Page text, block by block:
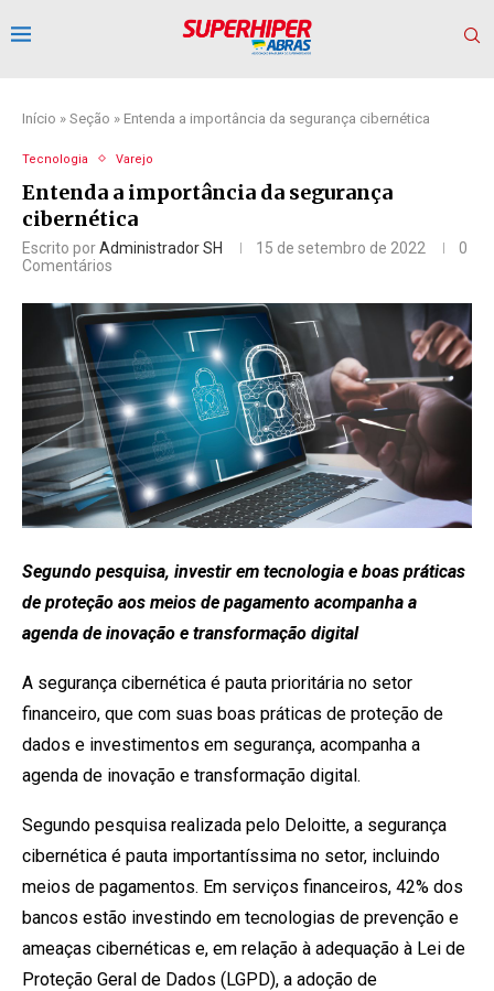
Início » Seção » Entenda a importância da segurança cibernética
Tecnologia Varejo
Entenda a importância da segurança
cibernética
Escrito porAdministrador SH 15 de setembro de 2022
0
Comentários
Segundo pesquisa, investir em tecnologia e boas práticas
de proteção aos meios de pagamento acompanha a
agenda de inovação e transformação digital
A segurança cibernética é pauta prioritária no setor
financeiro, que com suas boas práticas de proteção de
dados e investimentos em segurança, acompanha a
agenda de inovação e transformação digital.
Segundo pesquisa realizada pelo Deloitte, a segurança
cibernética é pauta importantíssima no setor, incluindo
meios de pagamentos. Em serviços financeiros, 42% dos
bancos estão investindo em tecnologias de prevenção e
ameaças cibernéticas e, em relação à adequação à Lei de
Proteção Geral de Dados (LGPD), a adoção de